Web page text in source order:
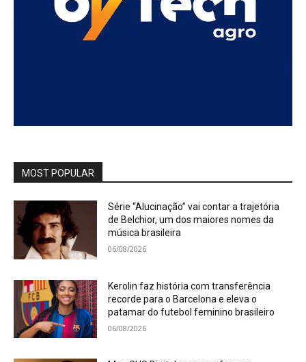
MOST POPULAR
Série “Alucinação” vai contar a trajetória
de Belchior, um dos maiores nomes da
música brasileira
06/08/2026
Kerolin faz história com transferência
recorde para o Barcelona e eleva o
patamar do futebol feminino brasileiro
06/08/2026